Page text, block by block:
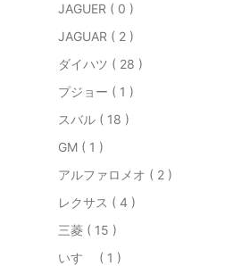
JAGUER ( 0 )
JAGUAR ( 2 )
ダイハツ ( 28 )
プジョー ( 1 )
スバル ( 18 )
GM ( 1 )
アルファロメオ ( 2 )
レクサス ( 4 )
三菱 ( 15 )
いすゞ ( 1 )